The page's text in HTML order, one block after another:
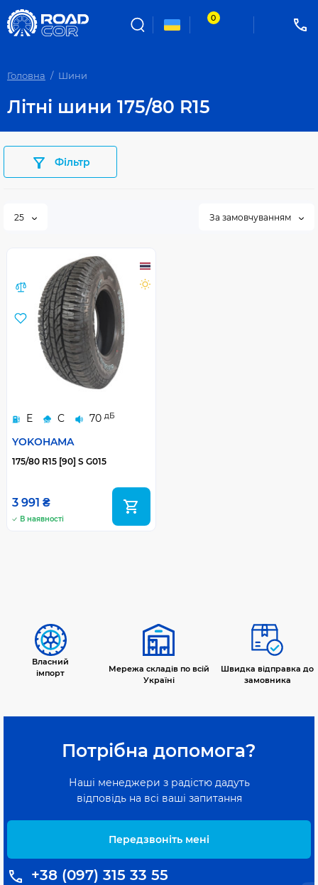
0
Головна Шини
Літні шини 175/80 R15
Фільтр
25 За замовчуванням
E C 70 дБ
YOKOHAMA
175/80 R15 [90] S G015
3 991 ₴
В наявності
Власний
імпорт
Мережа складів по всій
Україні
Швидка відправка до
замовника
Потрібна допомога?
Наші менеджери з радістю дадуть
відповідь на всі ваші запитання
Передзвоніть мені
+38 (097) 315 33 55